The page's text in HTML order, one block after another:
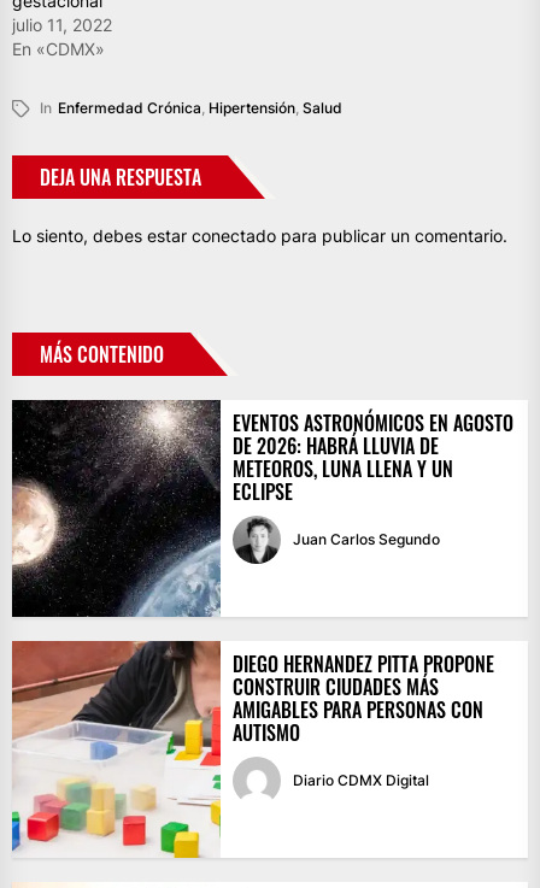
julio 11, 2022
En «CDMX»
In Enfermedad Crónica Hipertensión Salud
DEJA UNA RESPUESTA
Lo siento, debes estar conectado para publicar un comentario.
MÁS CONTENIDO
EVENTOS ASTRONÓMICOS EN AGOSTO
DE 2026: HABRÁ LLUVIA DE
METEOROS, LUNA LLENA Y UN
ECLIPSE
Juan Carlos Segundo
DIEGO HERNANDEZ PITTA PROPONE
CONSTRUIR CIUDADES MÁS
AMIGABLES PARA PERSONAS CON
AUTISMO
Diario CDMX Digital